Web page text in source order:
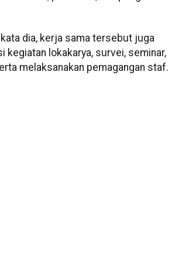
dia, kerja sama tersebut juga
kegiatan lokakarya, survei, seminar,
melaksanakan pemagangan staf.